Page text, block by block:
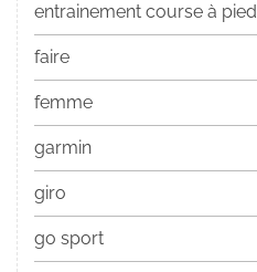
entrainement course à pied
faire
femme
garmin
giro
go sport